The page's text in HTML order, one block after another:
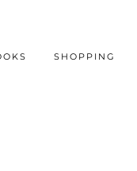
SHOPPING